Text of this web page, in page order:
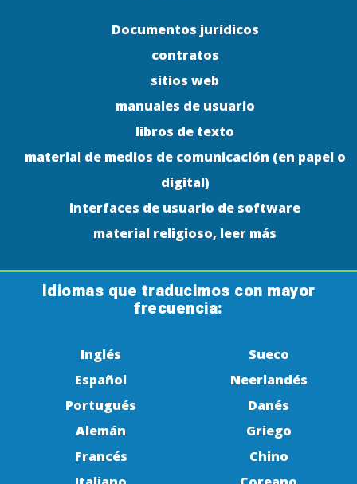
Documentos jurídicos
contratos
sitios web
manuales de usuario
libros de texto
material de medios de comunicación (en papel o
digital)
interfaces de usuario de software
material religioso, leer más
Idiomas que traducimos con mayor
frecuencia:
Inglés
Español
Portugués
Alemán
Francés
Sueco
Neerlandés
Danés
Griego
Chino